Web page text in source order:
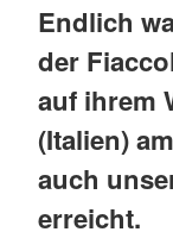
Endlich
der
auf ihrem
(Italien)
auch
erreicht.